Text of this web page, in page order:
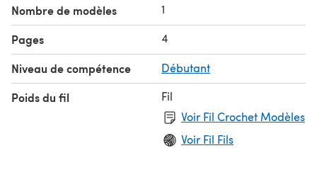
Nombre de modèles 1
Pages 4
Niveau de compétence Débutant
Poids du fil
Fil
Voir Fil Crochet Modèles
Voir Fil Fils